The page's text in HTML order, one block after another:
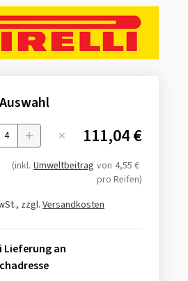
111,04 €
(inkl. Umweltbeitrag von 4,55 €
pro Reifen)
zzgl. Versandkosten
Lieferung an